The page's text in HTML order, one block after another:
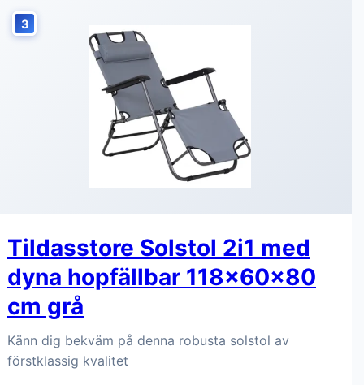
3
Tildasstore Solstol 2i1 med
dyna hopfällbar 118x60x80
cm grå
Känn dig bekväm på denna robusta solstol av
förstklassig kvalitet